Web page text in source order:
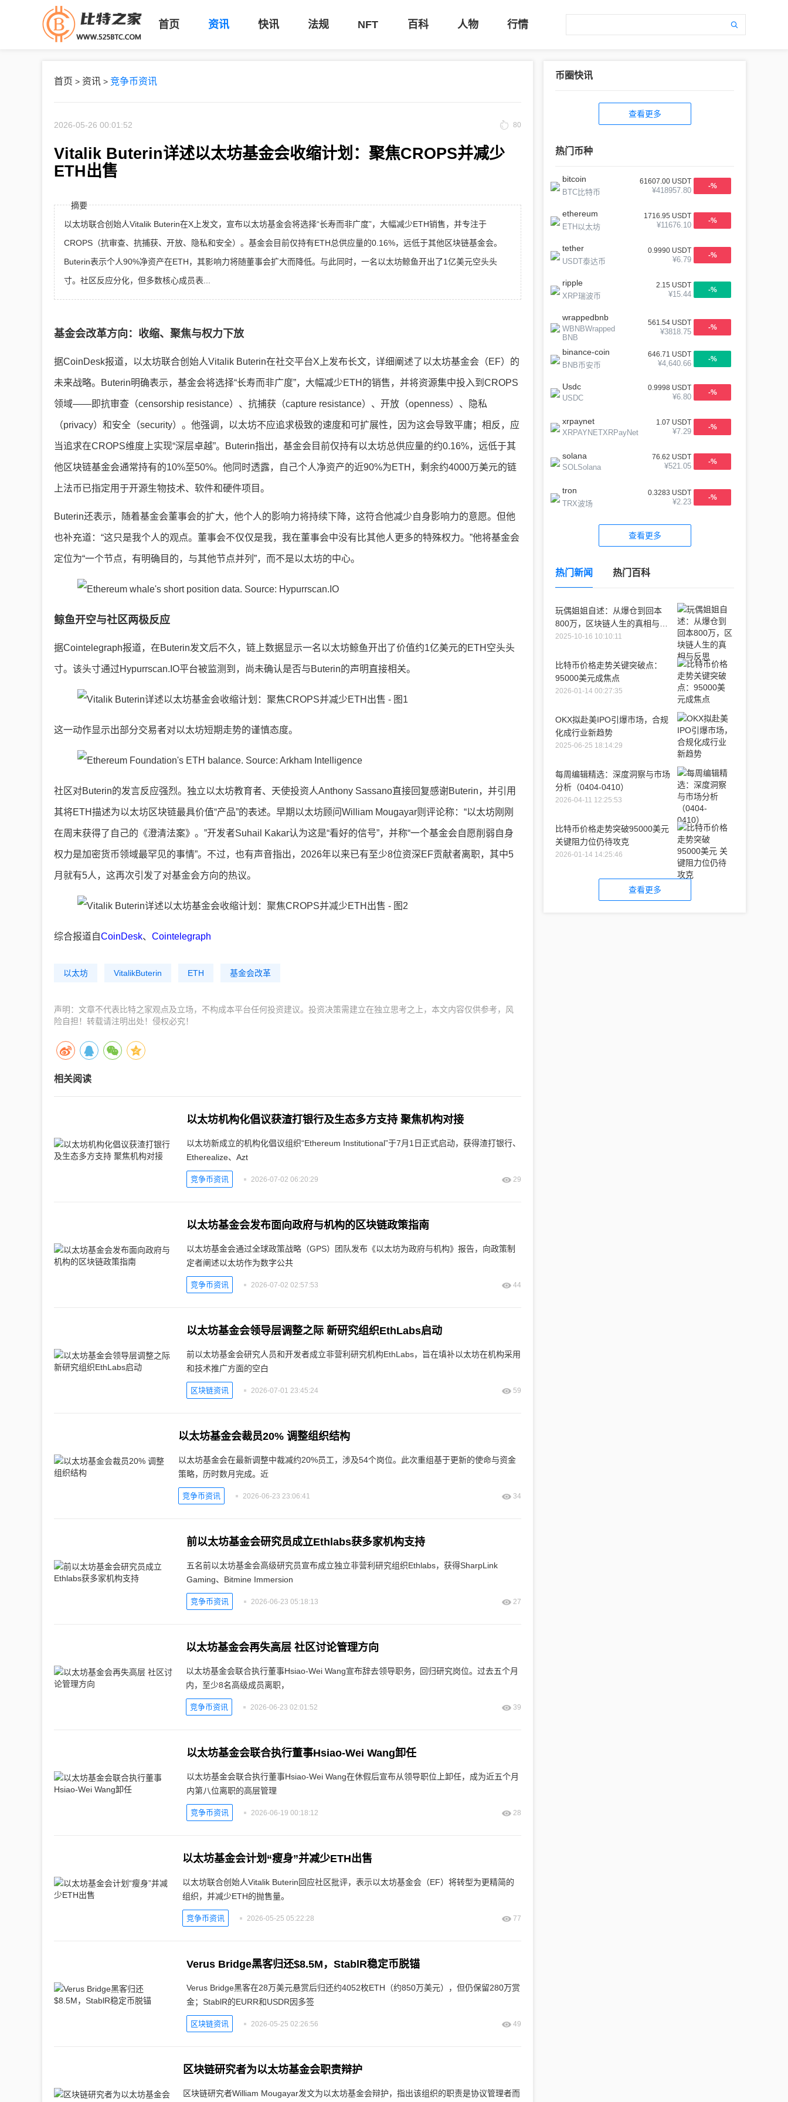
首页 资讯 快讯 法规 NFT 百科 人物 行情
首页 > 资讯 > 竞争币资讯
2026-05-26 00:01:52 80
Vitalik Buterin详述以太坊基金会收缩计划：聚焦CROPS并减少
ETH出售
摘要
以太坊联合创始人Vitalik Buterin在X上发文，宣布以太坊基金会将选择“长寿而非广度”，大幅减少ETH销售，并专注于
CROPS（抗审查、抗捕获、开放、隐私和安全）。基金会目前仅持有ETH总供应量的0.16%，远低于其他区块链基金会。
Buterin表示个人90%净资产在ETH，其影响力将随董事会扩大而降低。与此同时，一名以太坊鲸鱼开出了1亿美元空头头
寸。社区反应分化，但多数核心成员表...
基金会改革方向：收缩、聚焦与权力下放
据CoinDesk报道，以太坊联合创始人Vitalik Buterin在社交平台X上发布长文，详细阐述了以太坊基金会（EF）的
未来战略。Buterin明确表示，基金会将选择“长寿而非广度”，大幅减少ETH的销售，并将资源集中投入到CROPS
领域——即抗审查（censorship resistance）、抗捕获（capture resistance）、开放（openness）、隐私
（privacy）和安全（security）。他强调，以太坊不应追求极致的速度和可扩展性，因为这会导致平庸；相反，应
当追求在CROPS维度上实现“深层卓越”。Buterin指出，基金会目前仅持有以太坊总供应量的约0.16%，远低于其
他区块链基金会通常持有的10%至50%。他同时透露，自己个人净资产的近90%为ETH，剩余约4000万美元的链
上法币已指定用于开源生物技术、软件和硬件项目。
Buterin还表示，随着基金会董事会的扩大，他个人的影响力将持续下降，这符合他减少自身影响力的意愿。但他
也补充道：“这只是我个人的观点。董事会不仅仅是我，我在董事会中没有比其他人更多的特殊权力。”他将基金会
定位为“一个节点，有明确目的，与其他节点并列”，而不是以太坊的中心。
鲸鱼开空与社区两极反应
据Cointelegraph报道，在Buterin发文后不久，链上数据显示一名以太坊鲸鱼开出了价值约1亿美元的ETH空头头
寸。该头寸通过Hypurrscan.IO平台被监测到，尚未确认是否与Buterin的声明直接相关。
这一动作显示出部分交易者对以太坊短期走势的谨慎态度。
社区对Buterin的发言反应强烈。独立以太坊教育者、天使投资人Anthony Sassano直接回复感谢Buterin，并引用
其将ETH描述为以太坊区块链最具价值“产品”的表述。早期以太坊顾问William Mougayar则评论称：“以太坊刚刚
在周末获得了自己的《澄清法案》。”开发者Suhail Kakar认为这是“看好的信号”，并称“一个基金会自愿削弱自身
权力是加密货币领域最罕见的事情”。不过，也有声音指出，2026年以来已有至少8位资深EF贡献者离职，其中5
月就有5人，这再次引发了对基金会方向的热议。
综合报道自CoinDesk、 Cointelegraph
以太坊 VitalikButerin ETH 基金会改革
声明：文章不代表比特之家观点及立场，不构成本平台任何投资建议。投资决策需建立在独立思考之上，本文内容仅供参考，风
险自担！转载请注明出处！侵权必究！
相关阅读
以太坊机构化倡议获渣打银行及生态多方支持 聚焦机构对接
以太坊新成立的机构化倡议组织“Ethereum Institutional”于7月1日正式启动，获得渣打银行、
Etherealize、Azt
竞争币资讯 2026-07-02 06:20:29 29
以太坊基金会发布面向政府与机构的区块链政策指南
以太坊基金会通过全球政策战略（GPS）团队发布《以太坊为政府与机构》报告，向政策制
定者阐述以太坊作为数字公共
竞争币资讯 2026-07-02 02:57:53 44
以太坊基金会领导层调整之际 新研究组织EthLabs启动
前以太坊基金会研究人员和开发者成立非营利研究机构EthLabs，旨在填补以太坊在机构采用
和技术推广方面的空白
区块链资讯 2026-07-01 23:45:24 59
以太坊基金会裁员20% 调整组织结构
以太坊基金会在最新调整中裁减约20%员工，涉及54个岗位。此次重组基于更新的使命与资金
策略，历时数月完成。近
竞争币资讯 2026-06-23 23:06:41 34
前以太坊基金会研究员成立Ethlabs获多家机构支持
五名前以太坊基金会高级研究员宣布成立独立非营利研究组织Ethlabs，获得SharpLink
Gaming、Bitmine Immersion
竞争币资讯 2026-06-23 05:18:13 27
以太坊基金会再失高层 社区讨论管理方向
以太坊基金会联合执行董事Hsiao-Wei Wang宣布辞去领导职务，回归研究岗位。过去五个月
内，至少8名高级成员离职，
竞争币资讯 2026-06-23 02:01:52 39
以太坊基金会联合执行董事Hsiao-Wei Wang卸任
以太坊基金会联合执行董事Hsiao-Wei Wang在休假后宣布从领导职位上卸任，成为近五个月
内第八位离职的高层管理
竞争币资讯 2026-06-19 00:18:12 28
以太坊基金会计划“瘦身”并减少ETH出售
以太坊联合创始人Vitalik Buterin回应社区批评，表示以太坊基金会（EF）将转型为更精简的
组织，并减少ETH的抛售量。
竞争币资讯 2026-05-25 05:22:28 77
Verus Bridge黑客归还$8.5M，StablR稳定币脱锚
Verus Bridge黑客在28万美元悬赏后归还约4052枚ETH（约850万美元），但仍保留280万赏
金；StablR的EURR和USDR因多签
区块链资讯 2026-05-25 02:26:56 49
区块链研究者为以太坊基金会职责辩护
区块链研究者William Mougayar发文为以太坊基金会辩护，指出该组织的职责是协议管理者而
币圈快讯
查看更多
热门币种
bitcoin
BTC比特币
61607.00 USDT
¥418957.80 -%
ethereum
ETH以太坊
1716.95 USDT
¥11676.10 -%
tether
USDT泰达币
0.9990 USDT
¥6.79 -%
ripple
XRP瑞波币
2.15 USDT
¥15.44 -%
wrappedbnb
WBNBWrapped
BNB
561.54 USDT
¥3818.75 -%
binance-coin
BNB币安币
646.71 USDT
¥4,640.66 -%
Usdc
USDC
0.9998 USDT
¥6.80 -%
xrpaynet
XRPAYNETXRPayNet
1.07 USDT
¥7.29 -%
solana
SOLSolana
76.62 USDT
¥521.05 -%
tron
TRX波场
0.3283 USDT
¥2.23 -%
查看更多
热门新闻 热门百科
玩偶姐姐自述：从爆仓到回本
800万，区块链人生的真相与反
思
2025-10-16 10:10:11
比特币价格走势关键突破点：
95000美元成焦点
2026-01-14 00:27:35
OKX拟赴美IPO引爆市场，合规
化成行业新趋势
2025-06-25 18:14:29
每周编辑精选：深度洞察与市场
分析（0404-0410）
2026-04-11 12:25:53
比特币价格走势突破95000美元
关键阻力位仍待攻克
2026-01-14 14:25:46
查看更多